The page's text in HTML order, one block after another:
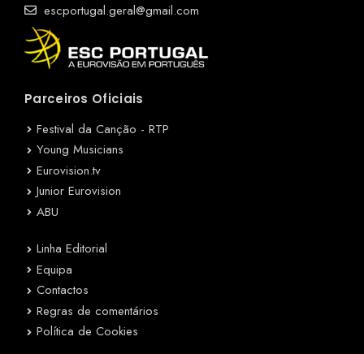
escportugal.geral@gmail.com
Parceiros Oficiais
Festival da Canção - RTP
Young Musicians
Eurovision.tv
Junior Eurovision
ABU
Linha Editorial
Equipa
Contactos
Regras de comentários
Política de Cookies